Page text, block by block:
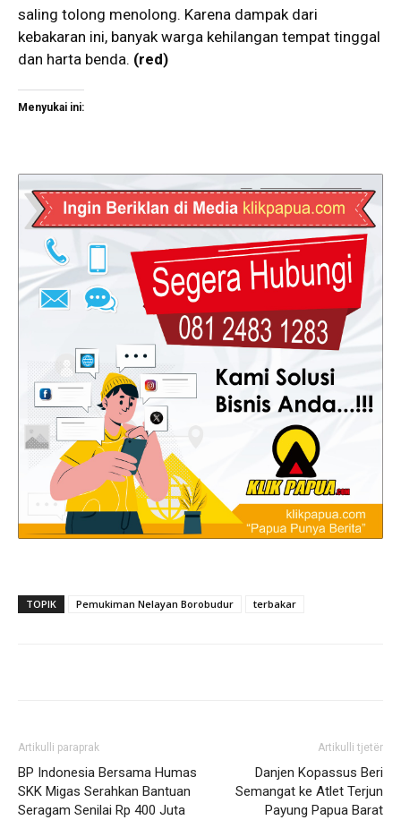
saling tolong menolong. Karena dampak dari
kebakaran ini, banyak warga kehilangan tempat tinggal
dan harta benda. (red)
Menyukai ini:
TOPIK Pemukiman Nelayan Borobudur terbakar
Artikulli paraprak
BP Indonesia Bersama Humas
SKK Migas Serahkan Bantuan
Seragam Senilai Rp 400 Juta
Artikulli tjetër
Danjen Kopassus Beri
Semangat ke Atlet Terjun
Payung Papua Barat